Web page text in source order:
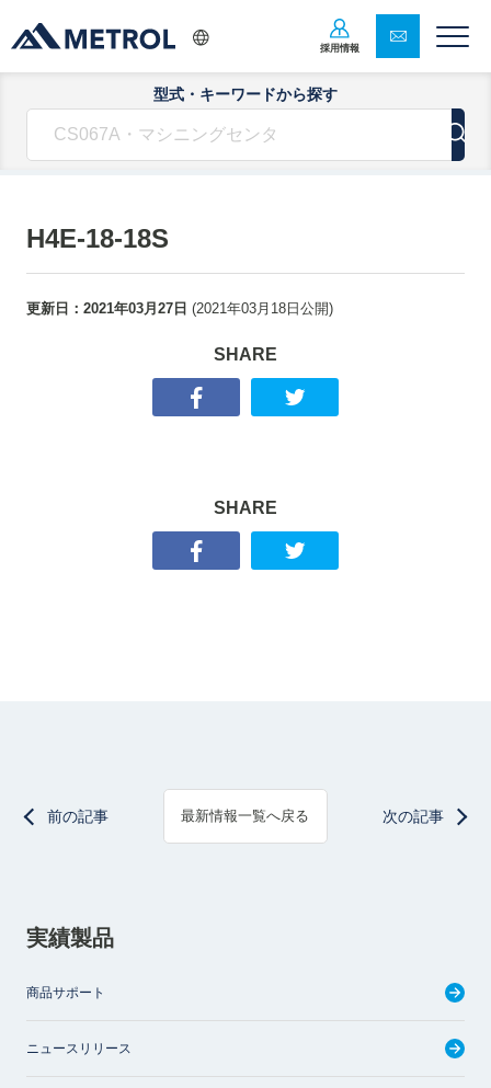
採用情報
型式・キーワードから探す
H4E-18-18S
更新日： 2021年03月27日 (2021年03月18日 公開)
SHARE
SHARE
前の記事 最新情報一覧へ戻る 次の記事
実績製品
商品サポート
ニュースリリース